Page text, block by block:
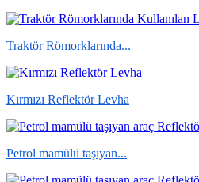
Traktör Römorklarında...
Kırmızı Reflektör Levha
Petrol mamülü taşıyan...